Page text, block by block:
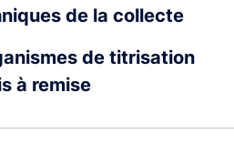
de la collecte
de titrisation
à remise